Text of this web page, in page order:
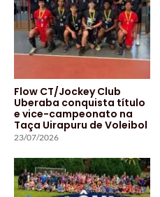
Flow CT/Jockey Club
Uberaba conquista título
e vice-campeonato na
Taça Uirapuru de Voleibol
23/07/2026